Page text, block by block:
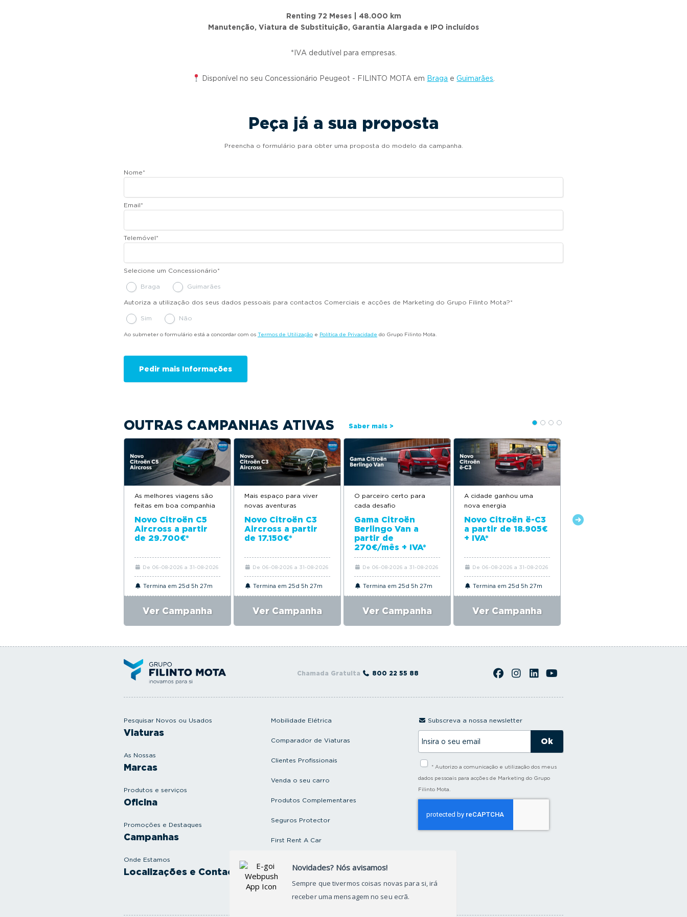
Renting 72 Meses | 48.000 km
Manutenção, Viatura de Substituição, Garantia Alargada e IPO incluídos
*IVA dedutível para empresas.
Disponível no seu Concessionário Peugeot - FILINTO MOTA em Braga eGuimarães
Peça já a sua proposta
Preencha o formulário para obter uma proposta do modelo da campanha.
Nome*
Email*
Telemóvel*
Selecione um Concessionário*
Braga Guimarães
Autoriza a utilização dos seus dados pessoais para contactos Comerciais e acções de Marketing do Grupo Filinto Mota?*
Sim Não
Ao submeter o formulário está a concordar com os Termos de Utilização e Política de Privacidade do Grupo Filinto Mota.
OUTRAS CAMPANHAS ATIVAS Saber mais >
As melhores viagens são
feitas em boa companhia
Novo Citroën C5
Aircross a partir
de 29.700€*
De 06-08-2026 a 31-08-2026
Termina em 25d 5h 27m
Ver Campanha
Mais espaço para viver
novas aventuras
Novo Citroën C3
Aircross a partir
de 17.150€*
De 06-08-2026 a 31-08-2026
Termina em 25d 5h 27m
Ver Campanha
O parceiro certo para
cada desafio
Gama Citroën
Berlingo Van a
partir de
270€/mês + IVA*
De 06-08-2026 a 31-08-2026
Termina em 25d 5h 27m
Ver Campanha
A cidade ganhou uma
nova energia
Novo Citroën ë-C3
a partir de 18.905€
+ IVA*
De 06-08-2026 a 31-08-2026
Termina em 25d 5h 27m
Ver Campanha
Novo Citroën C3 a
Chamada Gratuita 800 22 55 88
Pesquisar Novos ou Usados
Viaturas
As Nossas
Marcas
Produtos e serviços
Oficina
Promoções e Destaques
Campanhas
Onde Estamos
Localizações e Contactos
Mobilidade Elétrica
Comparador de Viaturas
Clientes Profissionais
Venda o seu carro
Produtos Complementares
Seguros Protector
First Rent A Car
Recrutamento
Grupo FILINTO MOTA
Subscreva a nossa newsletter
n
s
r
a
s
e
a
* Autorizo a comunicação e utilização dos meus
dados pessoais para acções de Marketing do Grupo
Filinto Mota.